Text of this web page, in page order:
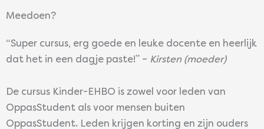
Meedoen?
“Super cursus, erg goede en leuke docente en heerlijk
dat het in een dagje paste!” – Kirsten (moeder)
De cursus Kinder-EHBO is zowel voor leden van
OppasStudent als voor mensen buiten
OppasStudent. Leden krijgen korting en zijn ouders